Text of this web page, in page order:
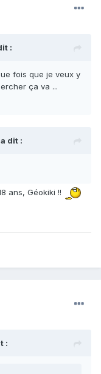
:
fois que je veux y
ça va ...
a dit :
ans, Géokiki !!
: